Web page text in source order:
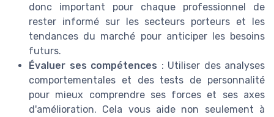
donc important pour chaque professionnel de
rester informé sur les secteurs porteurs et les
tendances du marché pour anticiper les besoins
futurs.
Évaluer ses compétences : Utiliser des analyses
comportementales et des tests de personnalité
pour mieux comprendre ses forces et ses axes
d'amélioration. Cela vous aide non seulement à